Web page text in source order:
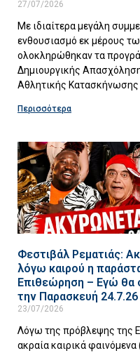
27/07/2026
Με ιδιαίτερα μεγάλη
ενθουσιασμό εκ μέρους
ολοκληρώθηκαν τα
Δημιουργικής
Αθλητικής Κατασκήνωσης
Περισσότερα
Φεστιβάλ Ρεματιάς:
λόγω καιρού η
Επιθεώρηση – Εγώ θα
την Παρασκευή 24.7.26
23/07/2026
Λόγω της πρόβλεψης της
ακραία καιρικά φαινόμενα